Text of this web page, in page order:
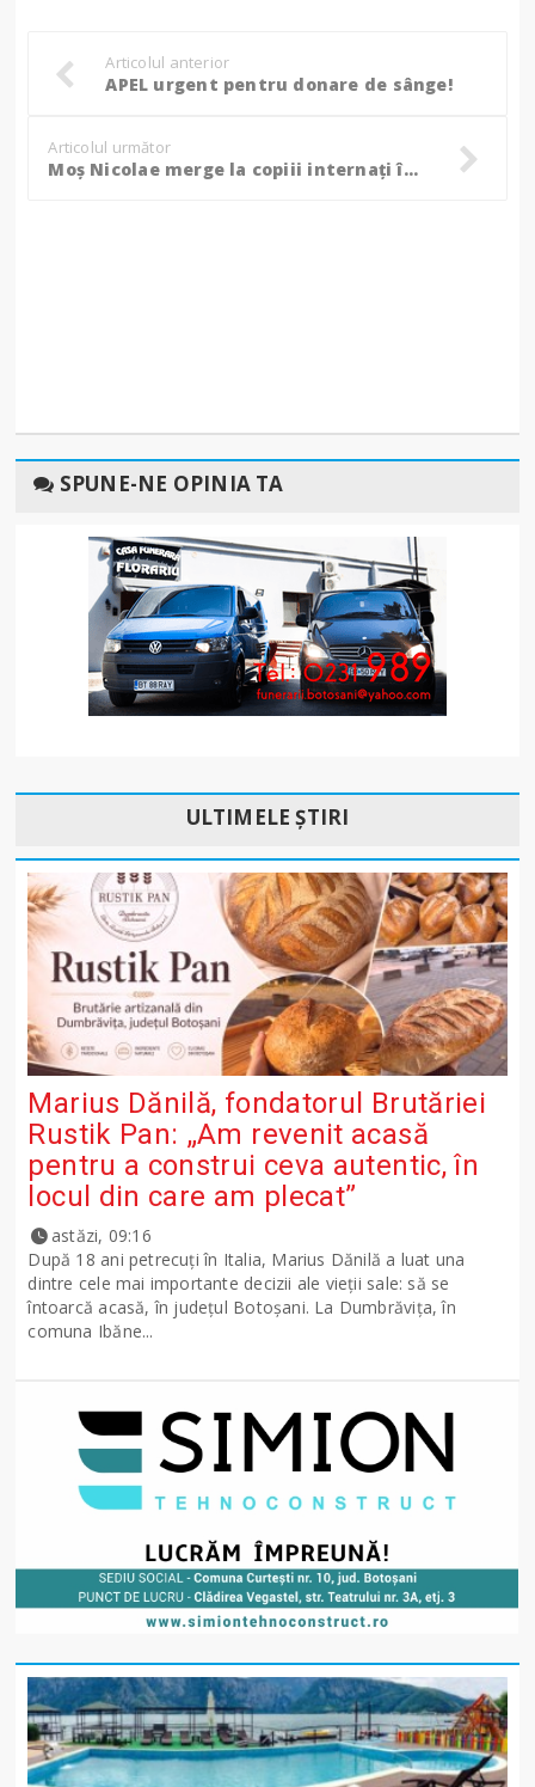
Articolul anterior
APEL urgent pentru donare de sânge!
Articolul următor
Moș Nicolae merge la copiii internați în spital, cum poți dona pentru un ursuleț!
SPUNE-NE OPINIA TA
ULTIMELE ȘTIRI
Marius Dănilă, fondatorul Brutăriei
Rustik Pan: „Am revenit acasă
pentru a construi ceva autentic, în
locul din care am plecat”
astăzi, 09:16
După 18 ani petrecuți în Italia, Marius Dănilă a luat una
dintre cele mai importante decizii ale vieții sale: să se
întoarcă acasă, în județul Botoșani. La Dumbrăvița, în
comuna Ibăne...